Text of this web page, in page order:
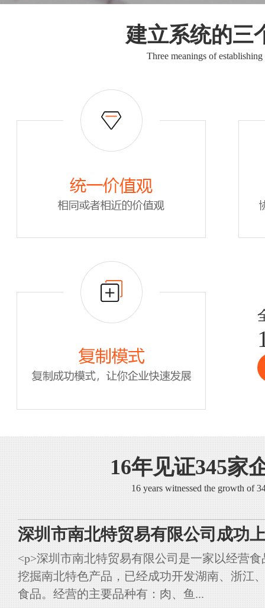
建立系统的三
Three meanings of establishing
16年见证345家
16 years witnessed the growth of
深圳市南北特贸易有限公司成功
<p>深圳市南北特贸易有限公司是一家以经营
挖掘南北特色产品，已经成功开发湖南、浙江
食品。经营的主要品种有：肉、鱼...